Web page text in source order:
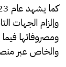
وإلزام الجهات
ومصروفاتها
والخاص عبر